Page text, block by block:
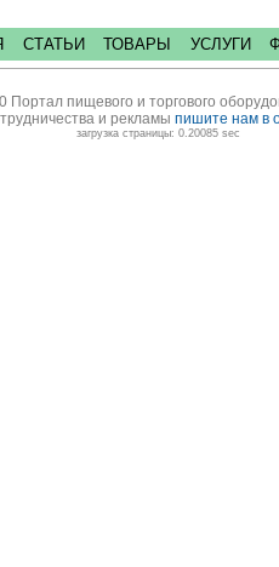
СТАТЬИ ТОВАРЫ УСЛУГИ
Портал пищевого и торгового
и рекламы пишите нам в
загрузка страницы: 0.20085 sec